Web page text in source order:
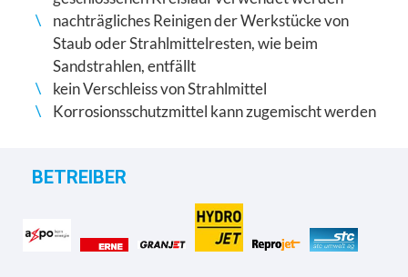
nachträgliches Reinigen der Werkstücke von
Staub oder Strahlmittelresten, wie beim
Sandstrahlen, entfällt
kein Verschleiss von Strahlmittel
Korrosionsschutzmittel kann zugemischt werden
BETREIBER